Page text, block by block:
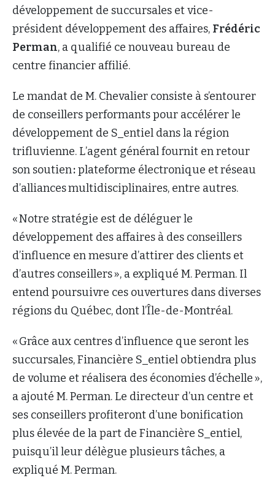
développement de succursales et vice-
président développement des affaires, Frédéric
Perman, a qualifié ce nouveau bureau de
centre financier affilié.
Le mandat de M. Chevalier consiste à s’entourer
de conseillers performants pour accélérer le
développement de S_entiel dans la région
trifluvienne. L’agent général fournit en retour
son soutien:plateforme électronique etréseau
d’alliancesmultidisciplinaires, entre autres.
« Notre stratégie est de déléguer le
développement des affaires à des conseillers
d’influence en mesure d’attirer des clients et
d’autres conseillers », a expliqué M. Perman. Il
entend poursuivre ces ouvertures dans diverses
régions du Québec, dont l’Île-de-Montréal.
« Grâce aux centres d’influence que seront les
succursales, Financière S_entiel obtiendra plus
de volume et réalisera des économies d’échelle »,
a ajouté M. Perman. Le directeur d’un centre et
ses conseillers profiteront d’une bonification
plus élevée de la part de Financière S_entiel,
puisqu’il leur délègue plusieurs tâches, a
expliqué M. Perman.